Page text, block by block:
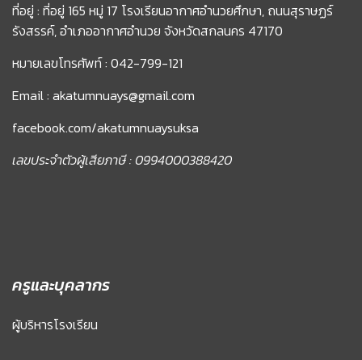
ที่อยู่ : ที่อยู่ 165 หมู่ 17 โรงเรียนอากาศอำนวยศึกษา, ถนนสุราษฏร์
รังสรรค์, อำเภออากาศอำนวย จังหวัดสกลนคร 47170
หมายเลขโทรศัพท์ : 042-799-121
Email : akatumnuays@gmail.com
facebook.com/akatumnuaysuksa
เลขประจำตัวผู้เสียภาษี : 0994000388420
ครูและบุคลากร
ผู้บริหารโรงเรียน